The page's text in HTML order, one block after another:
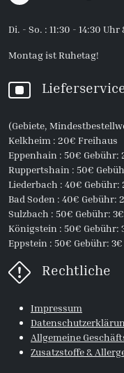
Di. - So. : 11:30 - 14:30
Montag ist Ruhetag!
(Gebiete,
Kelkheim : 20€ Freihaus
Eppenhain : 50€ Gebühr:
Ruppertshain : 50€
Liederbach : 40€ Gebühr:
Bad Soden : 40€ Gebühr:
Sulzbach : 50€ Gebühr: 3€
Königstein : 50€ Gebühr:
Eppstein : 50€ Gebühr: 3€
Rechtliche
Impressum
Allgemeine
Zusatzstoffe &